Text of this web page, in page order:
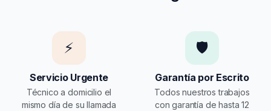
⚡
Servicio Urgente
Técnico a domicilio el
mismo día de su llamada
🛡️
Garantía por Escrito
Todos nuestros trabajos
con garantía de hasta 12